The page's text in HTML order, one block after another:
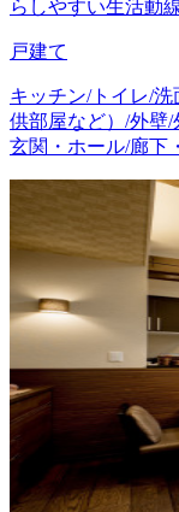
らしやすい生活動
戸建て
キッチン/トイレ/
供部屋など）/外壁
玄関・ホール/廊下